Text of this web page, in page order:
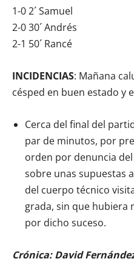
1-0 2´ Samuel
2-0 30´ Andrés
2-1 50´ Rancé
INCIDENCIAS: Mañana
césped en buen estado y
Cerca del final del
par de minutos, por
orden por denuncia
sobre unas supuestas
del cuerpo técnico
grada, sin que hubiera
por dicho suceso.
Crónica: David